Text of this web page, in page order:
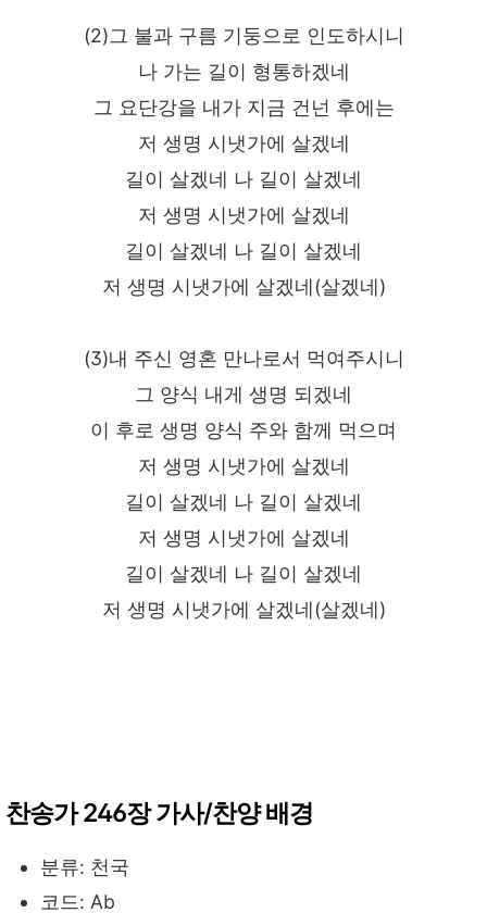
(2)그 불과 구름 기둥으로 인도하시니
나 가는 길이 형통하겠네
그 요단강을 내가 지금 건넌 후에는
저 생명 시냇가에 살겠네
길이 살겠네 나 길이 살겠네
저 생명 시냇가에 살겠네
길이 살겠네 나 길이 살겠네
저 생명 시냇가에 살겠네(살겠네)
(3)내 주신 영혼 만나로서 먹여주시니
그 양식 내게 생명 되겠네
이 후로 생명 양식 주와 함께 먹으며
저 생명 시냇가에 살겠네
길이 살겠네 나 길이 살겠네
저 생명 시냇가에 살겠네
길이 살겠네 나 길이 살겠네
저 생명 시냇가에 살겠네(살겠네)
찬송가 246장 가사/찬양 배경
분류: 천국
코드: Ab